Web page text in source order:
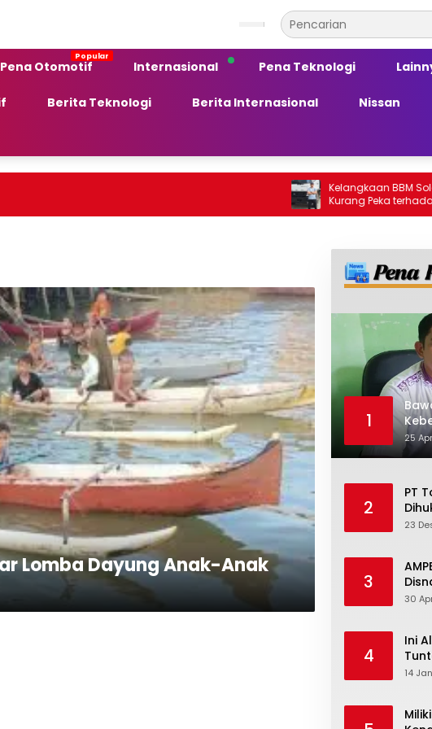
Pena Otomotif Internasional Pena Teknologi
Berita Teknologi Berita Internasional Nissan
Kelangkaan BBM Solar: Ketika
Kurang Peka terhadap
Ekonomi Daerah
Lomba Dayung Anak-Anak
1
25
2
PT
23
3
30
4
Ini
14